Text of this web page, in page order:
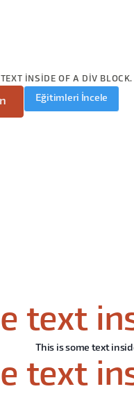
INSIDE OF A DIV BLOCK.
Eğitimleri İncele
text
This is some text
text